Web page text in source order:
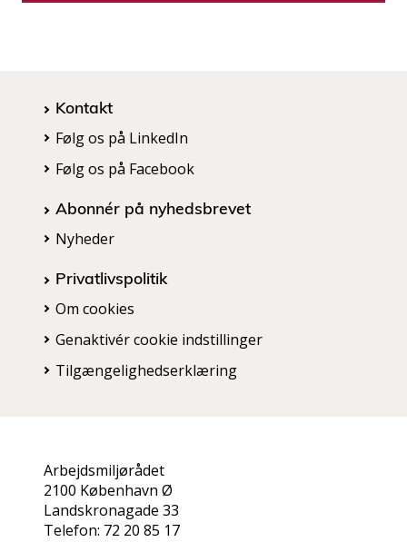
Kontakt
Følg os på LinkedIn
Følg os på Facebook
Abonnér på nyhedsbrevet
Nyheder
Privatlivspolitik
Om cookies
Genaktivér cookie indstillinger
Tilgængelighedserklæring
Arbejdsmiljørådet
2100 København Ø
Landskronagade 33
Telefon: 72 20 85 17